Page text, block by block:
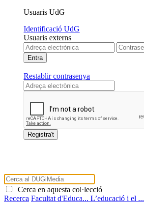
Usuaris UdG
Identificació UdG
Usuaris externs
Restablir contrasenya
Cerca en aquesta col·lecció
Recerca Facultat d'Educa... L’educació i el ...